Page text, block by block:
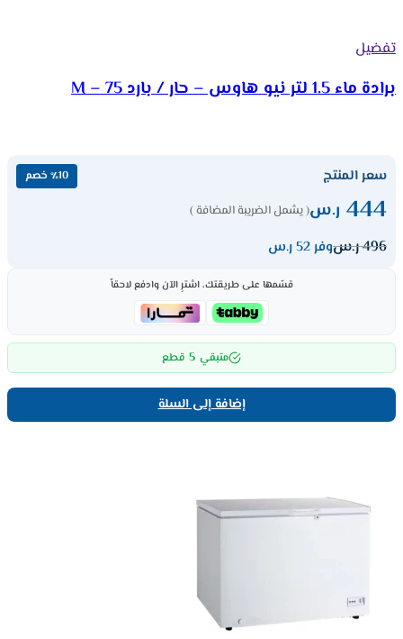
تفضيل
برادة ماء 1.5 لتر نيو هاوس – حار / بارد M – 75
سعر المنتج ٪10 خصم
444 ر.س( يشمل الضريبة المضافة )
496ر.سوفر 52 ر.س
قسّمها على طريقتك، اشترِ الآن وادفع لاحقاً
متبقي 5 قطع
إضافة إلى السلة